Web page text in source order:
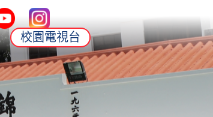
校園電視台